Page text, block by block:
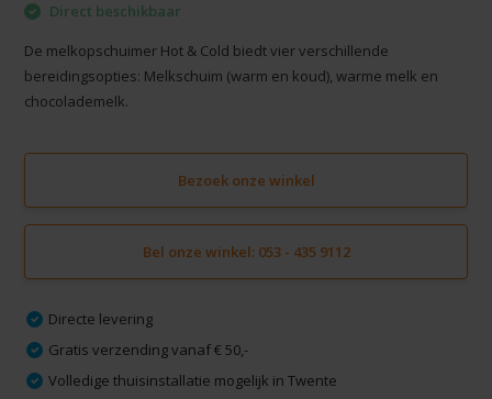
Direct beschikbaar
De melkopschuimer Hot & Cold biedt vier verschillende
bereidingsopties: Melkschuim (warm en koud), warme melk en
chocolademelk.
Bezoek onze winkel
Bel onze winkel: 053 - 435 9112
Directe levering
Gratis verzending vanaf € 50,-
Volledige thuisinstallatie mogelijk in Twente